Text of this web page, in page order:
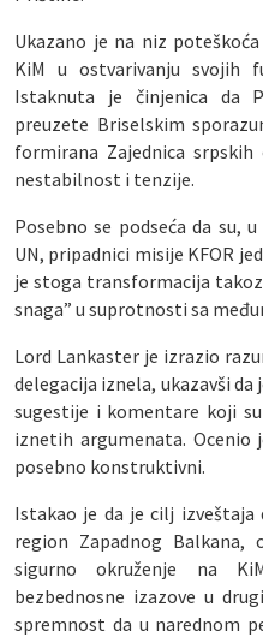
Ukazano je na niz
KiM u ostvarivanju svojih
Istaknuta je činjenica da
preuzete Briselskim
formirana Zajednica
nestabilnost i tenzije.
Posebno se podseća da su,
UN, pripadnici misije KFOR
je stoga transformacija
snaga” u suprotnosti sa
Lord Lankaster je izrazio
delegacija iznela, ukazavši
sugestije i komentare koji
iznetih argumenata.
posebno konstruktivni.
Istakao je da je cilj izveštaja
region Zapadnog Balkana,
sigurno okruženje na
bezbednosne izazove u
spremnost da u narednom